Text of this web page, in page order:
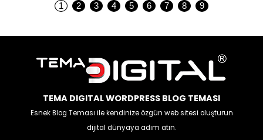
1 2 3 4 5 6 7 8 9
TEMA DIGITAL WORDPRESS BLOG TEMASI
Esnek Blog Teması ile kendinize özgün web sitesi oluşturun
dijital dünyaya adım atın.